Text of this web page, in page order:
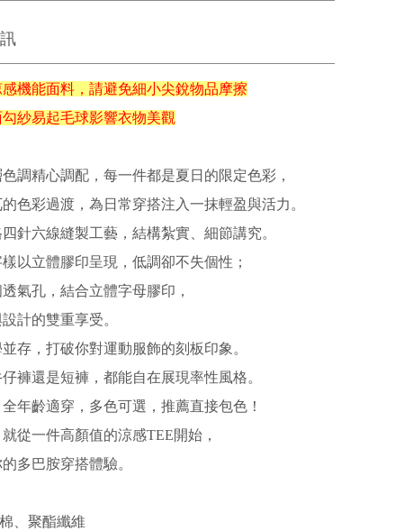
機能面料，請避免細小尖銳物品摩擦
紗易起毛球影響衣物美觀
調精心調配，每一件都是夏日的限定色彩，
色彩過渡，為日常穿搭注入一抹輕盈與活力。
針六線縫製工藝，結構紮實、細節講究。
以立體膠印呈現，低調卻不失個性；
氣孔，結合立體字母膠印，
計的雙重享受。
存，打破你對運動服飾的刻板印象。
褲還是短褲，都能自在展現率性風格。
年齡適穿，多色可選，推薦直接包色！
從一件高顏值的涼感TEE開始，
多巴胺穿搭體驗。
、聚酯纖維